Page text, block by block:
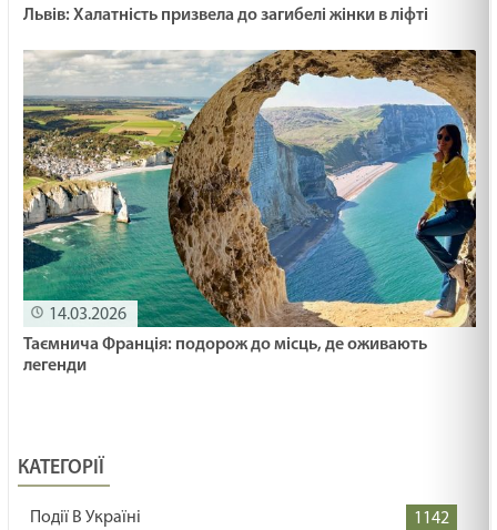
Львів: Халатність призвела до загибелі жінки в ліфті
14.03.2026
Таємнича Франція: подорож до місць, де оживають
легенди
КАТЕГОРІЇ
Події В Україні
1142